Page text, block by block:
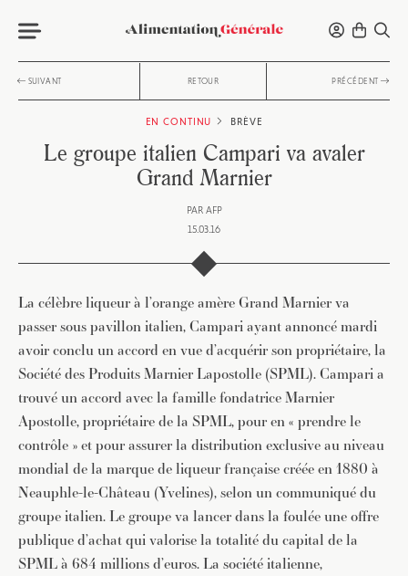
SUIVANT RETOUR PRÉCÉDENT
EN CONTINU BRÈVE
Le groupe italien Campari va avaler
Grand Marnier
PAR AFP
15.03.16
La célèbre liqueur à l’orange amère Grand Marnier va
passer sous pavillon italien, Campari ayant annoncé mardi
avoir conclu un accord en vue d’acquérir son propriétaire, la
Société des Produits Marnier Lapostolle (SPML). Campari a
trouvé un accord avec la famille fondatrice Marnier
Apostolle, propriétaire de la SPML, pour en « prendre le
contrôle » et pour assurer la distribution exclusive au niveau
mondial de la marque de liqueur française créée en 1880 à
Neauphle-le-Château (Yvelines), selon un communiqué du
groupe italien. Le groupe va lancer dans la foulée une offre
publique d’achat qui valorise la totalité du capital de la
SPML à 684 millions d’euros. La société italienne,